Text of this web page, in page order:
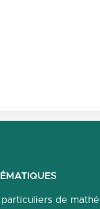
particuliers de